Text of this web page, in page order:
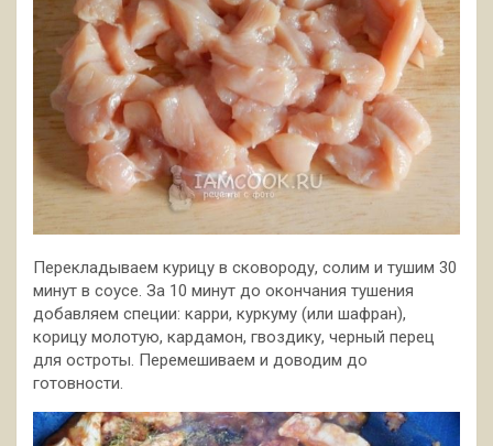
Перекладываем курицу в сковороду, солим и тушим 30
минут в соусе. За 10 минут до окончания тушения
добавляем специи: карри, куркуму (или шафран),
корицу молотую, кардамон, гвоздику, черный перец
для остроты. Перемешиваем и доводим до
готовности.